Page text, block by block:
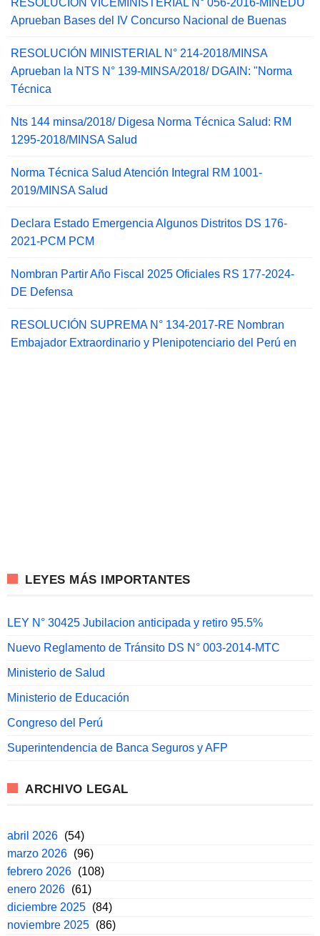
RESOLUCIÓN VICEMINISTERIAL N° 056-2016-MINEDU
Aprueban Bases del IV Concurso Nacional de Buenas
RESOLUCIÓN MINISTERIAL N° 214-2018/MINSA
Aprueban la NTS N° 139-MINSA/2018/ DGAIN: "Norma
Técnica
Nts 144 minsa/2018/ Digesa Norma Técnica Salud: RM
1295-2018/MINSA Salud
Norma Técnica Salud Atención Integral RM 1001-
2019/MINSA Salud
Declara Estado Emergencia Algunos Distritos DS 176-
2021-PCM PCM
Nombran Partir Año Fiscal 2025 Oficiales RS 177-2024-
DE Defensa
RESOLUCIÓN SUPREMA N° 134-2017-RE Nombran
Embajador Extraordinario y Plenipotenciario del Perú en
LEYES MÁS IMPORTANTES
LEY N° 30425 Jubilacion anticipada y retiro 95.5%
Nuevo Reglamento de Tránsito DS N° 003-2014-MTC
Ministerio de Salud
Ministerio de Educación
Congreso del Perú
Superintendencia de Banca Seguros y AFP
ARCHIVO LEGAL
abril 2026 (54)
marzo 2026 (96)
febrero 2026 (108)
enero 2026 (61)
diciembre 2025 (84)
noviembre 2025 (86)